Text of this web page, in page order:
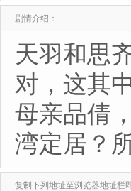
剧情介绍：
天羽和思
对，这其
母亲品倩
湾定居？
复制下列地址至浏览器地址栏